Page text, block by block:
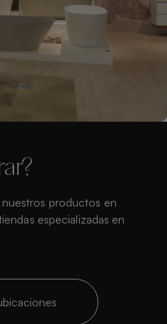
productos en
especializadas en